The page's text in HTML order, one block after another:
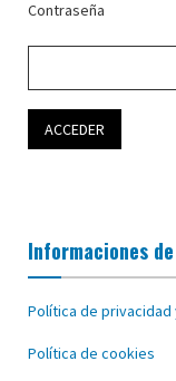
Contraseña
Informaciones
Política de privacidad
Política de cookies